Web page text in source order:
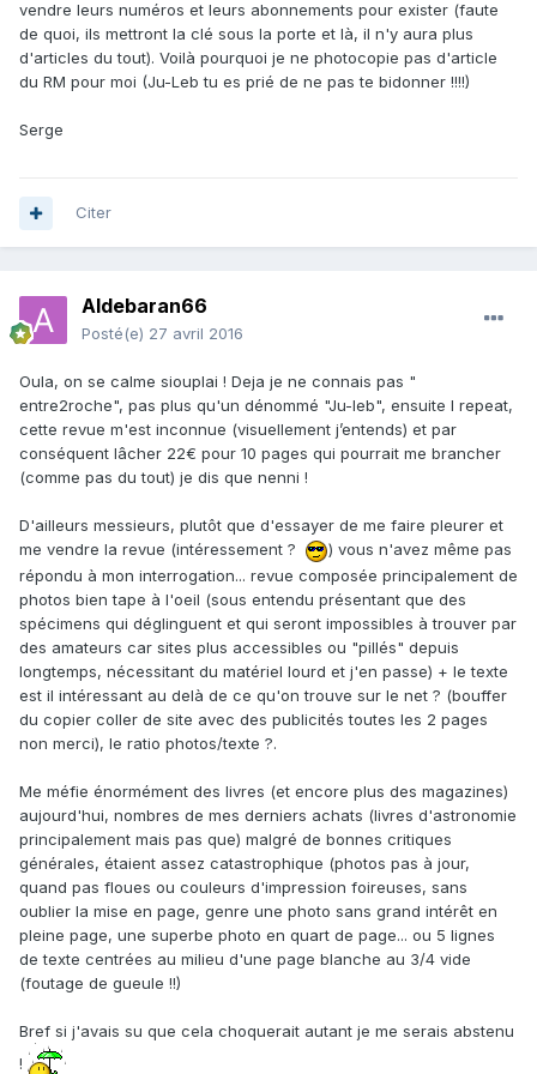
vendre leurs numéros et leurs abonnements pour exister (faute
de quoi, ils mettront la clé sous la porte et là, il n'y aura plus
d'articles du tout). Voilà pourquoi je ne photocopie pas d'article
du RM pour moi (Ju-Leb tu es prié de ne pas te bidonner !!!!)
Serge
Citer
Aldebaran66
Posté(e) 27 avril 2016
Oula, on se calme siouplai ! Deja je ne connais pas "
entre2roche", pas plus qu'un dénommé "Ju-leb", ensuite I repeat,
cette revue m'est inconnue (visuellement j’entends) et par
conséquent lâcher 22€ pour 10 pages qui pourrait me brancher
(comme pas du tout) je dis que nenni !
D'ailleurs messieurs, plutôt que d'essayer de me faire pleurer et
me vendre la revue (intéressement ?
) vous n'avez même pas
répondu à mon interrogation... revue composée principalement de
photos bien tape à l'oeil (sous entendu présentant que des
spécimens qui déglinguent et qui seront impossibles à trouver par
des amateurs car sites plus accessibles ou "pillés" depuis
longtemps, nécessitant du matériel lourd et j'en passe) + le texte
est il intéressant au delà de ce qu'on trouve sur le net ? (bouffer
du copier coller de site avec des publicités toutes les 2 pages
non merci), le ratio photos/texte ?.
Me méfie énormément des livres (et encore plus des magazines)
aujourd'hui, nombres de mes derniers achats (livres d'astronomie
principalement mais pas que) malgré de bonnes critiques
générales, étaient assez catastrophique (photos pas à jour,
quand pas floues ou couleurs d'impression foireuses, sans
oublier la mise en page, genre une photo sans grand intérêt en
pleine page, une superbe photo en quart de page... ou 5 lignes
de texte centrées au milieu d'une page blanche au 3/4 vide
(foutage de gueule !!)
Bref si j'avais su que cela choquerait autant je me serais abstenu
!